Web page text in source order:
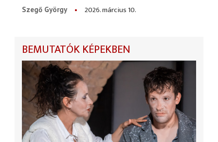
Szegő György
2026. március 10.
BEMUTATÓK KÉPEKBEN